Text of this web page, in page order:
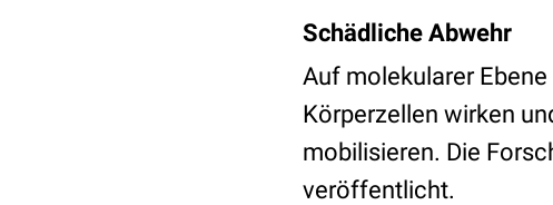
Schädliche Abwehr
Auf molekularer
Körperzellen wirken
mobilisieren. Die
veröffentlicht.